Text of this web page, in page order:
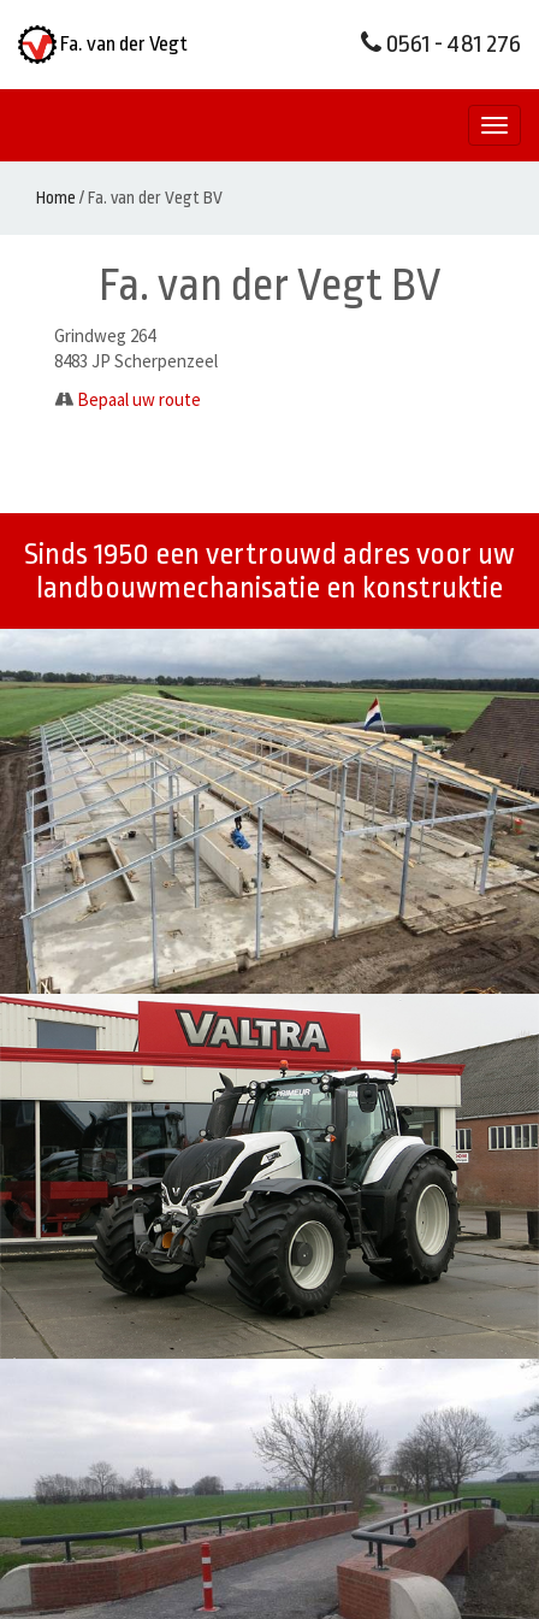
Fa. van der Vegt 0561 - 481 276
Home /Fa. van der Vegt BV
Fa. van der Vegt BV
Grindweg 264
8483 JP Scherpenzeel
Bepaal uw route
Sinds 1950 een vertrouwd adres voor uw
landbouwmechanisatie en konstruktie